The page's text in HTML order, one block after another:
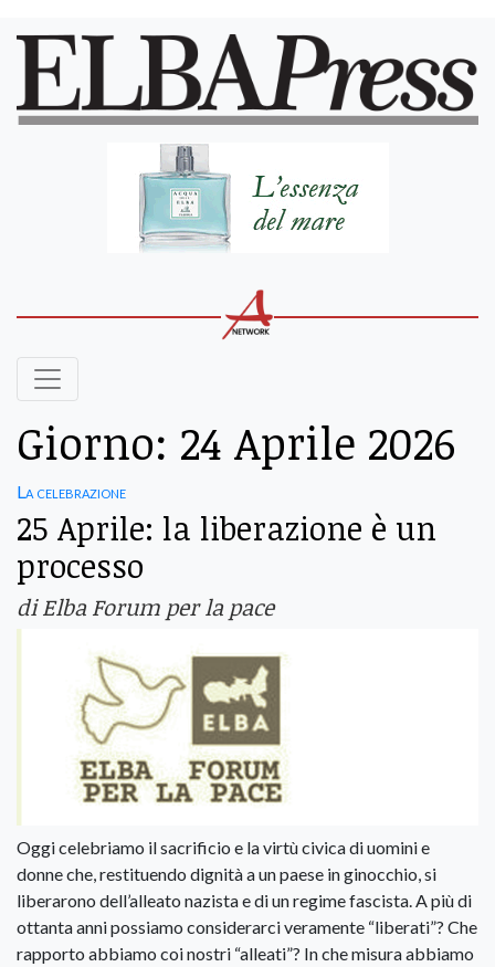
Giorno: 24 Aprile 2026
La celebrazione
25 Aprile: la liberazione è un
processo
di Elba Forum per la pace
Oggi celebriamo il sacrificio e la virtù civica di uomini e
donne che, restituendo dignità a un paese in ginocchio, si
liberarono dell’alleato nazista e di un regime fascista. A più di
ottanta anni possiamo considerarci veramente “liberati”? Che
rapporto abbiamo coi nostri “alleati”? In che misura abbiamo